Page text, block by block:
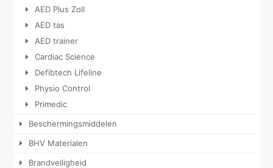
AED Plus Zoll
AED tas
AED trainer
Cardiac Science
Defibtech Lifeline
Physio Control
Primedic
Beschermingsmiddelen
BHV Materialen
Brandveiligheid